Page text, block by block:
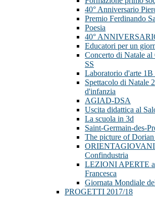
40° Anniversario
Premio Ferdinando
Poesia
40°
Educatori per un
Concerto di Natale
SS
Laboratorio d'arte 1B
Spettacolo di Natale
d'infanzia
AGIAD-DSA
Uscita didattica al
La scuola in 3d
Saint-Germain-des-
The picture of
ORIENTAGIOVANI
Confindustria
LEZIONI APERTE
Francesca
Giornata Mondiale
PROGETTI 2017/18